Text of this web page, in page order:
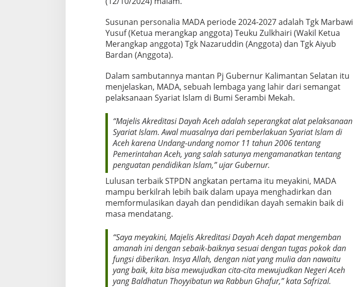
a
M
a
j
e
l
s
A
k
d
i
t
a
s
i
D
a
y
a
h
A
e
h
Susunan personalia MADA periode 2024-2027 adalah Tgk Marbawi
Yusuf (Ketua merangkap anggota) Teuku Zulkhairi (Wakil Ketua
Merangkap anggota) Tgk Nazaruddin (Anggota) dan Tgk Aiyub
Bardan (Anggota).
Dalam sambutannya mantan Pj Gubernur Kalimantan Selatan itu
menjelaskan, MADA, sebuah lembaga yang lahir dari semangat
pelaksanaan Syariat Islam di Bumi Serambi Mekah.
“Majelis Akreditasi Dayah Aceh adalah seperangkat alat pelaksanaan
Syariat Islam. Awal muasalnya dari pemberlakuan Syariat Islam di
Aceh karena Undang-undang nomor 11 tahun 2006 tentang
Pemerintahan Aceh, yang salah satunya mengamanatkan tentang
penguatan pendidikan Islam,” ujar Gubernur.
Lulusan terbaik STPDN angkatan pertama itu meyakini, MADA
mampu berkilrah lebih baik dalam upaya menghadirkan dan
memformulasikan dayah dan pendidikan dayah semakin baik di
masa mendatang.
“Saya meyakini, Majelis Akreditasi Dayah Aceh dapat mengemban
amanah ini dengan sebaik-baiknya sesuai dengan tugas pokok dan
fungsi diberikan. Insya Allah, dengan niat yang mulia dan nawaitu
yang baik, kita bisa mewujudkan cita-cita mewujudkan Negeri Aceh
yang Baldhatun Thoyyibatun wa Rabbun Ghafur,” kata Safrizal.